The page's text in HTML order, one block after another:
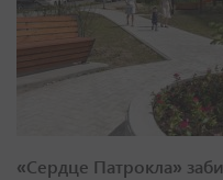
«Сердце Патрокла»